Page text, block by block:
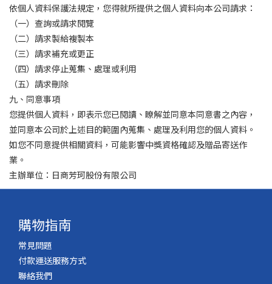
依個人資料保護法規定，您得就所提供之個人資料向本公司請求：
（一）查詢或請求閱覽
（二）請求製給複製本
（三）請求補充或更正
（四）請求停止蒐集、處理或利用
（五）請求刪除
九、同意事項
您提供個人資料，即表示您已閱讀、瞭解並同意本同意書之內容，
並同意本公司於上述目的範圍內蒐集、處理及利用您的個人資料。
如您不同意提供相關資料，可能影響中獎資格確認及贈品寄送作
業。
主辦單位：日商芳珂股份有限公司
購物指南
常見問題
付款運送服務方式
聯絡我們